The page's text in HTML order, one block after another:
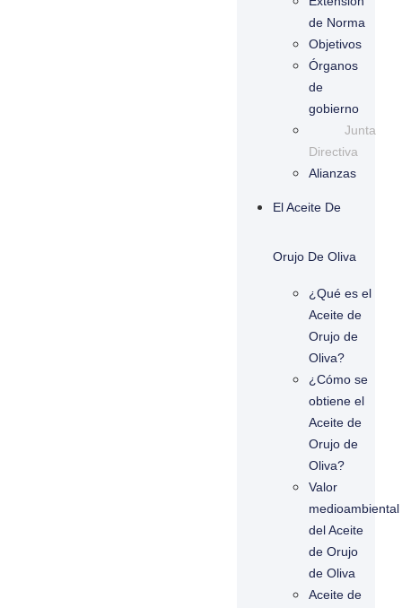
de Norma
Objetivos
Órganos
de
gobierno
Junta
Directiva
Alianzas
El Aceite De
Orujo De Oliva
¿Qué es el
Aceite de
Orujo de
Oliva?
¿Cómo se
obtiene el
Aceite de
Orujo de
Oliva?
Valor
medioambiental
del Aceite
de Orujo
de Oliva
Aceite de